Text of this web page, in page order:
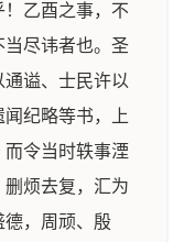
乙酉之事，不
当尽讳者也。圣
谥、士民许以
纪略等书，上
令当时轶事湮
烦去复，汇为
德，周顽、殷